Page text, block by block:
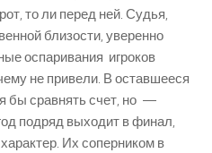
то ли перед ней. Судья,
близости, уверенно
оспаривания игроков
не привели. В оставшееся
бы сравнять счет, но —
подряд выходит в финал,
Их соперником в